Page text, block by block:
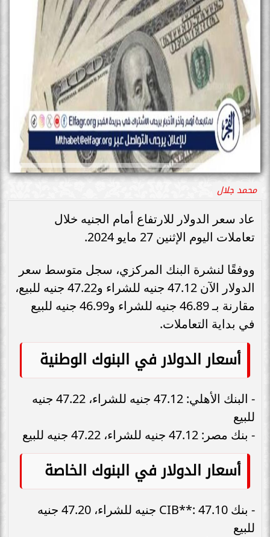
محمد جلال
عاد سعر الدولار للارتفاع أمام الجنيه خلال
تعاملات اليوم الإثنين 27 مايو 2024.
ووفقًا لنشرة البنك المركزي، سجل متوسط سعر
الدولار الآن 47.12 جنيه للشراء و47.22 جنيه للبيع،
مقارنة بـ 46.89 جنيه للشراء و46.99 جنيه للبيع
في بداية التعاملات.
أسعار الدولار في البنوك الوطنية
- البنك الأهلي: 47.12 جنيه للشراء، 47.22 جنيه
للبيع
- بنك مصر: 47.12 جنيه للشراء، 47.22 جنيه للبيع
أسعار الدولار في البنوك الخاصة
- بنك CIB**: 47.10 جنيه للشراء، 47.20 جنيه
للبيع